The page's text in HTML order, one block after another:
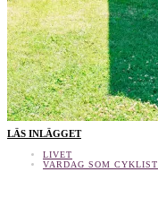
LÄS INLÄGGET
LIVET
VARDAG SOM CYKLIST